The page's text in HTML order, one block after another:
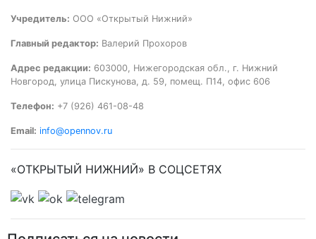
Учредитель: ООО «Открытый Нижний»
Главный редактор: Валерий Прохоров
Адрес редакции: 603000, Нижегородская обл., г. Нижний
Новгород, улица Пискунова, д. 59, помещ. П14, офис 606
Телефон: +7 (926) 461-08-48
Email: info@opennov.ru
«ОТКРЫТЫЙ НИЖНИЙ» В СОЦСЕТЯХ